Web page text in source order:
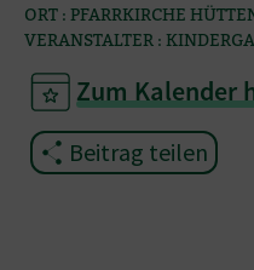
ORT : PFARRKIRCHE
VERANSTALTER :
Zum Kalender
Beitrag teilen